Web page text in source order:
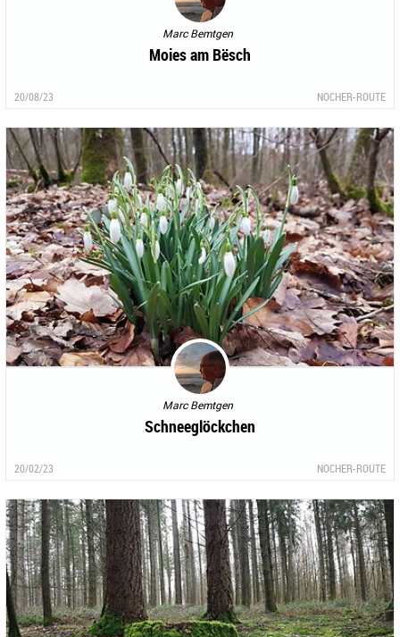
Marc Bemtgen
Moies am Bësch
20/08/23 NOCHER-ROUTE
Marc Bemtgen
Schneeglöckchen
20/02/23 NOCHER-ROUTE